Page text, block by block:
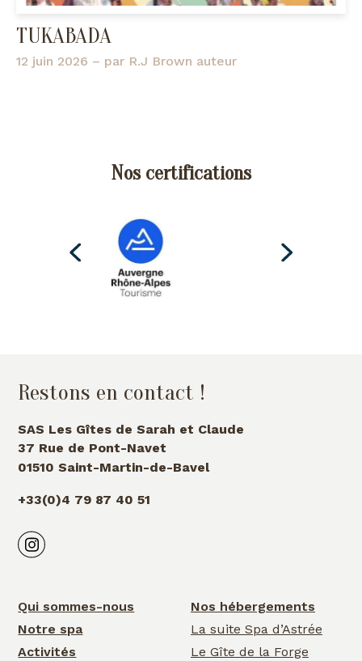
TUKABADA
12 juin 2026 – par R.J Brown auteur
Nos certifications
Restons en contact !
SAS Les Gîtes de Sarah et Claude
37 Rue de Pont-Navet
01510 Saint-Martin-de-Bavel
+33(0)4 79 87 40 51
Qui sommes-nous
Notre spa
Activités
Nos hébergements
La suite Spa d’Astrée
Le Gîte de la Forge